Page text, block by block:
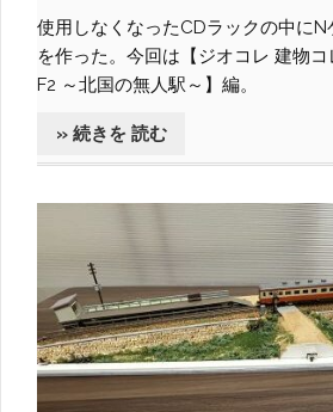
使用しなくなったCDラックの中に
を作った。今回は【ジオコレ 建物
F2 ～北国の無人駅～】編。
» 続きを 読む